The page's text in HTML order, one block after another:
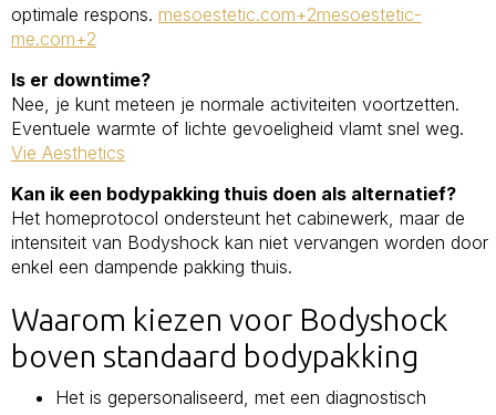
optimale respons. mesoestetic.com+2mesoestetic-
me.com+2
Is er downtime?
Nee, je kunt meteen je normale activiteiten voortzetten.
Eventuele warmte of lichte gevoeligheid vlamt snel weg.
Vie Aesthetics
Kan ik een bodypakking thuis doen als alternatief?
Het homeprotocol ondersteunt het cabinewerk, maar de
intensiteit van Bodyshock kan niet vervangen worden door
enkel een dampende pakking thuis.
Waarom kiezen voor Bodyshock
boven standaard bodypakking
Het is gepersonaliseerd, met een diagnostisch